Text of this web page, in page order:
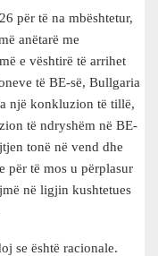
për të na mbështetur,
anëtarë me
e vështirë të arrihet
të BE-së, Bullgaria
një konkluzion të tillë,
të ndryshëm në BE-
tonë në vend dhe
për të mos u përplasur
në ligjin kushtetues
se është racionale.